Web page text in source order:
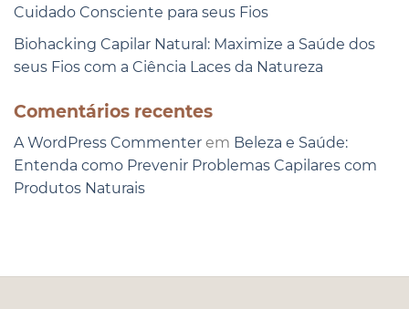
Cuidado Consciente para seus Fios
Biohacking Capilar Natural: Maximize a Saúde dos
seus Fios com a Ciência Laces da Natureza
Comentários recentes
A WordPress Commenter em Beleza e Saúde:
Entenda como Prevenir Problemas Capilares com
Produtos Naturais